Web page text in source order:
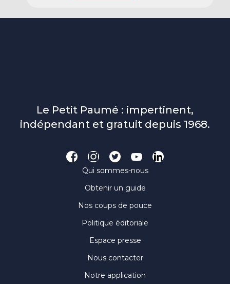
Le Petit Paumé : impertinent,
indépendant et gratuit depuis 1968.
Qui sommes-nous
Obtenir un guide
Nos coups de pouce
Politique éditoriale
Espace presse
Nous contacter
Notre application